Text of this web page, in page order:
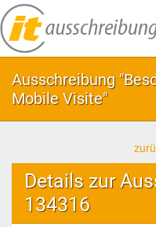
Ausschreibung
Mobile Visite"
Details zur
134316